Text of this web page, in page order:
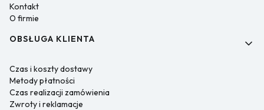
Kontakt
O firmie
OBSŁUGA KLIENTA
Czas i koszty dostawy
Metody płatności
Czas realizacji zamówienia
Zwroty i reklamacje